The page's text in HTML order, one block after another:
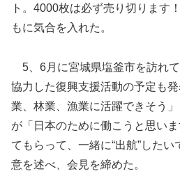
ト。4000枚は必ず売り切ります
もに気合を入れた。
5、6月に宮城県塩釜市を訪れ
協力した復興支援活動の予定も
業、林業、漁業に活躍できそう
が「日本のために働こうと思い
てもらって、一緒に“出航”した
意を述べ、会見を締めた。